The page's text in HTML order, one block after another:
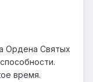
Ордена Святых
время.